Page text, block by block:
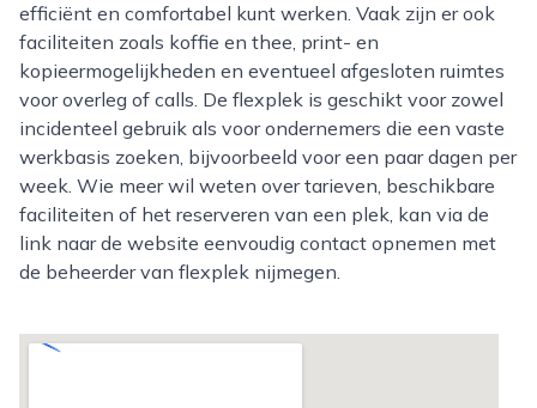
efficiënt en comfortabel kunt werken. Vaak zijn er ook
faciliteiten zoals koffie en thee, print- en
kopieermogelijkheden en eventueel afgesloten ruimtes
voor overleg of calls. De flexplek is geschikt voor zowel
incidenteel gebruik als voor ondernemers die een vaste
werkbasis zoeken, bijvoorbeeld voor een paar dagen per
week. Wie meer wil weten over tarieven, beschikbare
faciliteiten of het reserveren van een plek, kan via de
link naar de website eenvoudig contact opnemen met
de beheerder van flexplek nijmegen.